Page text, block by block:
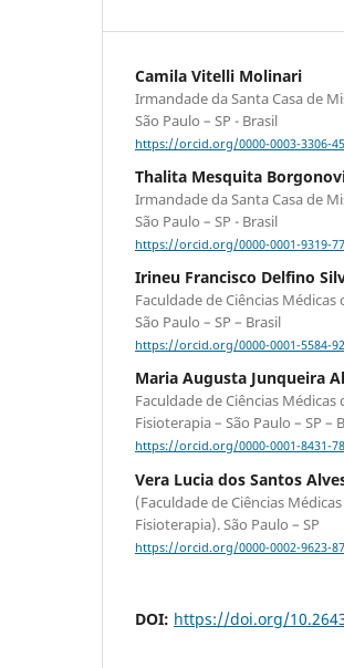
Camila Vitelli Molinari
Irmandade da Santa Casa de
São Paulo – SP - Brasil
https://orcid.org/0000-0003-3306-
Thalita Mesquita
Irmandade da Santa Casa de
São Paulo – SP - Brasil
https://orcid.org/0000-0001-9319-
Irineu Francisco Delfino
Faculdade de Ciências Médicas
São Paulo – SP – Brasil
https://orcid.org/0000-0001-5584-
Maria Augusta Junqueira
Faculdade de Ciências
Fisioterapia – São Paulo – SP –
https://orcid.org/0000-0001-8431-
Vera Lucia dos Santos
(Faculdade de Ciências
Fisioterapia). São Paulo – SP
https://orcid.org/0000-0002-9623-
DOI: https://doi.org/